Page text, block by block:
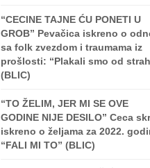
“CECINE TAJNE ĆU PONETI U
GROB” Pevačica iskreno o
sa folk zvezdom i traumama iz
prošlosti: “Plakali smo od
(BLIC)
“TO ŽELIM, JER MI SE OVE
GODINE NIJE DESILO” Ceca
iskreno o željama za 2022.
“FALI MI TO” (BLIC)